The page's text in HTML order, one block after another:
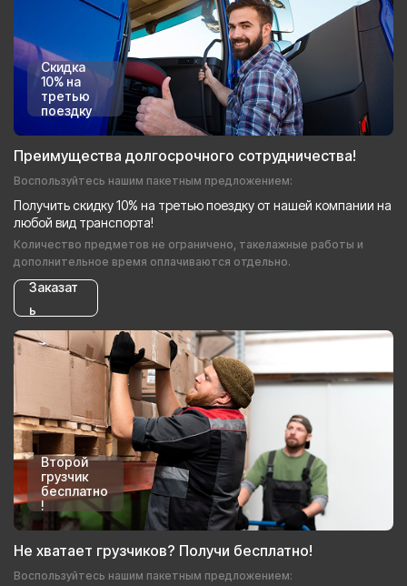
Скидка
10% на
третью
поездку
Преимущества долгосрочного сотрудничества!
Воспользуйтесь нашим пакетным предложением:
Получить скидку 10% на третью поездку от нашей компании на
любой вид транспорта!
Количество предметов не ограничено, такелажные работы и
дополнительное время оплачиваются отдельно.
Заказат
ь
Второй
грузчик
бесплатно
!
Не хватает грузчиков? Получи бесплатно!
Воспользуйтесь нашим пакетным предложением: